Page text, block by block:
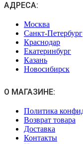
АДРЕСА:
Москва
Санкт-Петербург
Краснодар
Екатеринбург
Казань
Новосибирск
О МАГАЗИНЕ:
Политика
Возврат товара
Доставка
Контакты